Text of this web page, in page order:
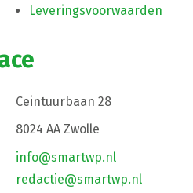
Leveringsvoorwaarden
Ceintuurbaan 28
8024 AA Zwolle
info@smartwp.nl
redactie@smartwp.nl